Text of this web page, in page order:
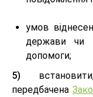
умов
держави чи
допомоги;
5)
передбачена